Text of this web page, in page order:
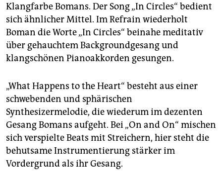
Klangfarbe Bomans. Der Song „In Circles“ bedient
sich ähnlicher Mittel. Im Refrain wiederholt
Boman die Worte „In Circles“ beinahe meditativ
über gehauchtem Backgroundgesang und
klangschönen Pianoakkorden gesungen.
„What Happens to the Heart“ besteht aus einer
schwebenden und sphärischen
Synthesizermelodie, die wiederum im dezenten
Gesang Bomans aufgeht. Bei „On and On“ mischen
sich verspielte Beats mit Streichern, hier steht die
behutsame Instrumentierung stärker im
Vordergrund als ihr Gesang.